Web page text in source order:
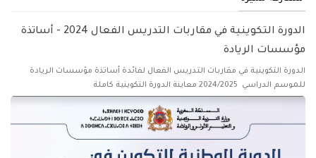
الدورة التكوينية في مقاربات التدريس الفعال 2024 - أساتذة
مؤسسات الريادة
الدورة التكوينية في مقاربات التدريس الفعال لفائدة أساتذة مؤسسات الريادة
للموسم الدراسي 2024/2025 معاينة الدورة التكوينية كاملة